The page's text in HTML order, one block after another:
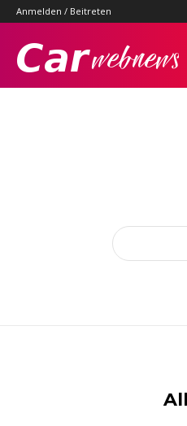
Anmelden / Beitreten